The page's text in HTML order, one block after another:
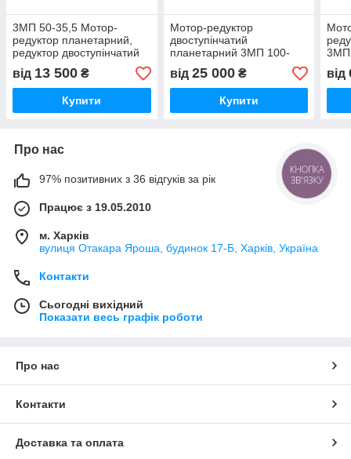
3МП 50-35,5 Мотор-
редуктор планетарний,
редуктор двоступінчатий
4МП 50-35,5 планетарний
від 13 500 ₴
Купити
Мотор-редуктор
двоступінчатий
планетарний 3МП 100-
35,5, редуктор 4МП 100-
35,5 планетарний
від 25 000₴
Купити
3МП
4МП
від
Про нас
97% позитивних з 36 відгуків за рік
Працює з 19.05.2010
м. Харків
вулиця Отакара Яроша, будинок 17-Б, Харків, Україна
Контакти
Сьогодні вихідний
Показати весь графік роботи
Про нас
Контакти
Доставка та оплата
КНОПКА
ЗВ'ЯЗКУ